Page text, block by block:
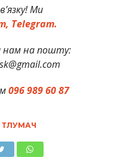
Ми
Telegram.
нам на пошту:
096 989 60 87
ТЛУМАЧ